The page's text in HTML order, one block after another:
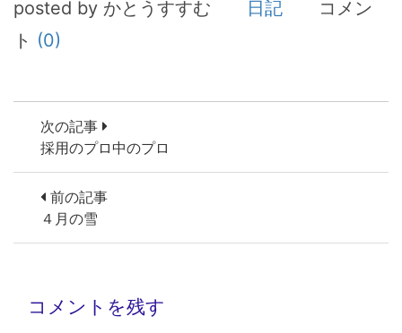
posted by かとうすすむ 日記
コメン
ト (0)
次の記事
採用のプロ中のプロ
前の記事
４月の雪
コメントを残す